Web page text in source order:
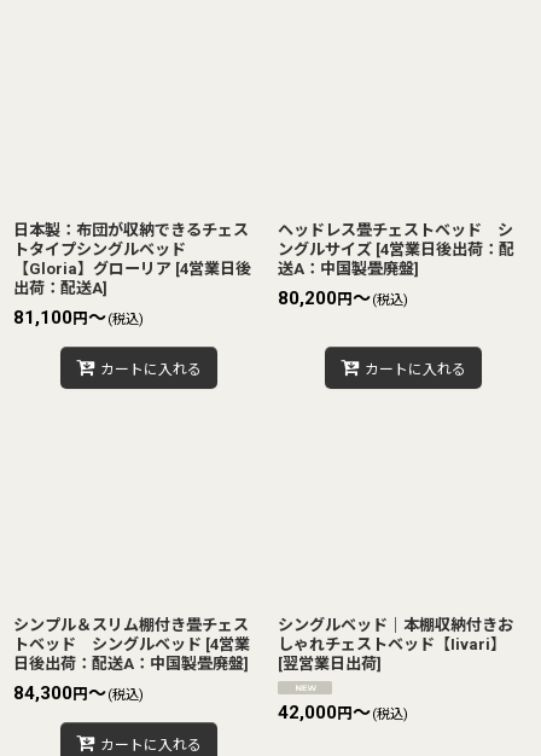
日本製：布団が収納できるチェス
トタイプシングルベッド
【Gloria】グローリア [4営業日後
出荷：配送A]
81,100円～(税込)
カートに入れる
ヘッドレス畳チェストベッド シ
ングルサイズ [4営業日後出荷：配
送A：中国製畳廃盤]
80,200円～(税込)
カートに入れる
シンプル＆スリム棚付き畳チェス
トベッド シングルベッド [4営業
日後出荷：配送A：中国製畳廃盤]
84,300円～(税込)
カートに入れる
シングルベッド｜本棚収納付きお
しゃれチェストベッド【Iivari】
[翌営業日出荷]
42,000円～(税込)